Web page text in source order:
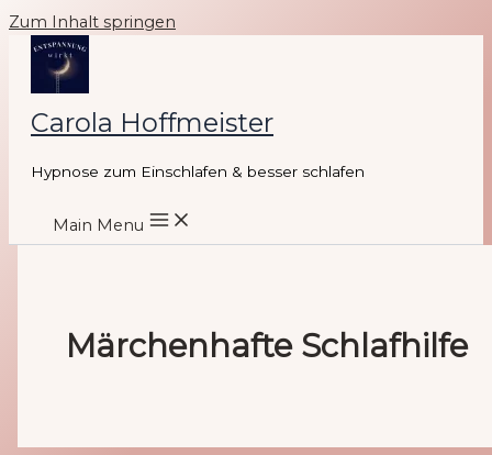
Zum Inhalt springen
Carola Hoffmeister
Hypnose zum Einschlafen & besser schlafen
Main Menu
Märchenhafte Schlafhilfe